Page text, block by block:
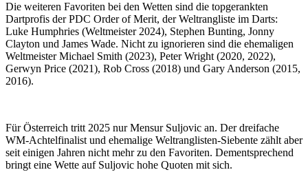
Die weiteren Favoriten bei den Wetten sind die topgerankten
Dartprofis der PDC Order of Merit, der Weltrangliste im Darts:
Luke Humphries (Weltmeister 2024), Stephen Bunting, Jonny
Clayton und James Wade. Nicht zu ignorieren sind die ehemaligen
Weltmeister Michael Smith (2023), Peter Wright (2020, 2022),
Gerwyn Price (2021), Rob Cross (2018) und Gary Anderson (2015,
2016).
Für Österreich tritt 2025 nur Mensur Suljovic an. Der dreifache
WM-Achtelfinalist und ehemalige Weltranglisten-Siebente zählt aber
seit einigen Jahren nicht mehr zu den Favoriten. Dementsprechend
bringt eine Wette auf Suljovic hohe Quoten mit sich.